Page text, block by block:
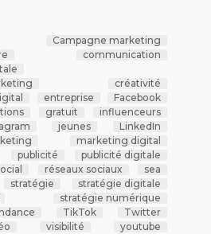
Campagne marketing
communication
créativité
entreprise
Facebook
gratuit
influenceurs
jeunes
LinkedIn
marketing digital
publicité
publicité digitale
réseaux sociaux
sea
stratégie
stratégie digitale
stratégie numérique
TikTok
Twitter
visibilité
youtube